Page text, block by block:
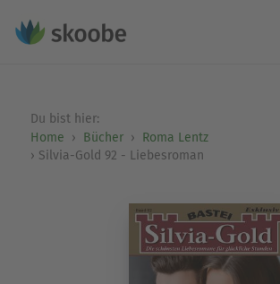
Du bist hier:
Home
Bücher
Roma Lentz
Silvia-Gold 92 - Liebesroman